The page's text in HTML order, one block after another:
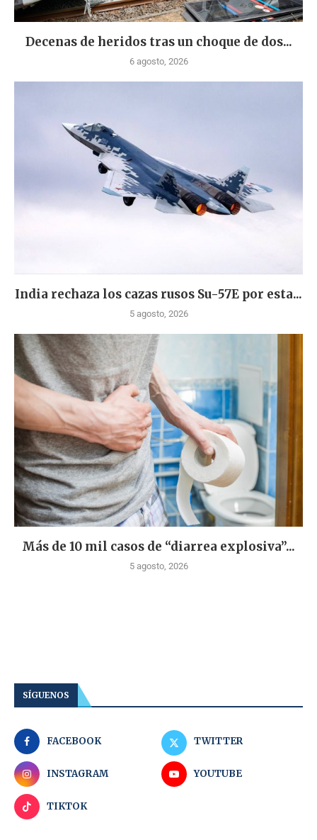
Decenas de heridos tras un choque de dos...
6 agosto, 2026
India rechaza los cazas rusos Su-57E por esta...
5 agosto, 2026
Más de 10 mil casos de “diarrea explosiva”...
5 agosto, 2026
SÍGUENOS
FACEBOOK TWITTER
INSTAGRAM YOUTUBE
TIKTOK